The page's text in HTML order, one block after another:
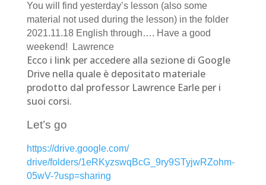
You will find yesterday’s lesson (also some
material not used during the lesson) in the folder
2021.11.18 English through…. Have a good
weekend!
Lawrence
Ecco i link per accedere alla sezione di Google
Drive nella quale è depositato materiale
prodotto dal professor Lawrence Earle per i
suoi corsi.
Let’s go
https://drive.google.com/
drive/folders/1eRKyzswqBcG_ 9ry9STyjwRZohm-
05wV-?usp=sharing